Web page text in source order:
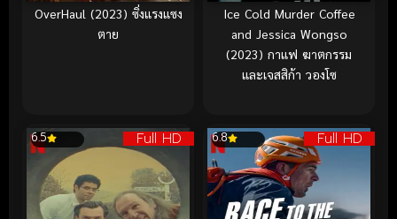
OverHaul (2023) ซิ่งแรงแซง
ตาย
Ice Cold Murder Coffee
and Jessica Wongso
(2023) กาแฟ ฆาตกรรม
และเจสสิก้า วองโซ
Full HD
6.5 Full HD
6.8